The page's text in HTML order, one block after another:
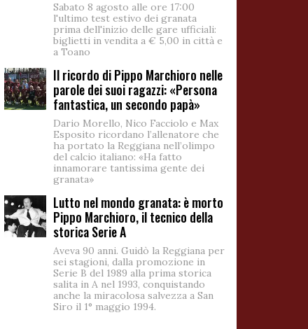
Sabato 8 agosto alle ore 17:00
l'ultimo test estivo dei granata
prima dell'inizio delle gare ufficiali:
biglietti in vendita a € 5,00 in città e
a Toano
Il ricordo di Pippo Marchioro nelle
parole dei suoi ragazzi: «Persona
fantastica, un secondo papà»
Dario Morello, Nico Facciolo e Max
Esposito ricordano l’allenatore che
ha portato la Reggiana nell’olimpo
del calcio italiano: «Ha fatto
innamorare tantissima gente dei
granata»
Lutto nel mondo granata: è morto
Pippo Marchioro, il tecnico della
storica Serie A
Aveva 90 anni. Guidò la Reggiana per
sei stagioni, dalla promozione in
Serie B del 1989 alla prima storica
salita in A nel 1993, conquistando
anche la miracolosa salvezza a San
Siro il 1° maggio 1994.